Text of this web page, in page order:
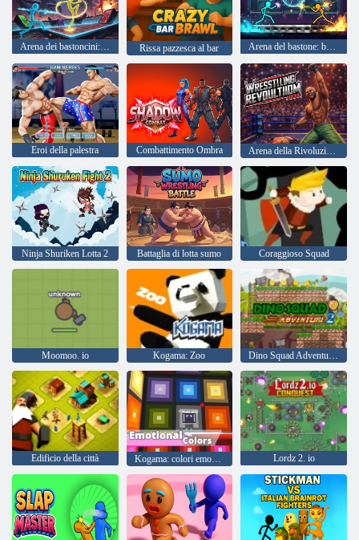
Arena dei bastoncini: Stickmen Rissa pazzesca al bar Arena del bastone: battaglia
Eroi della palestra Combattimento Ombra Arena della Rivoluzione Wrestling
Ninja Shuriken Lotta 2 Battaglia di lotta sumo Coraggioso Squad
Moomoo. io Kogama: Zoo Dino Squad Adventure 2
Edificio della città Kogama: colori emozionali Lordz 2. io